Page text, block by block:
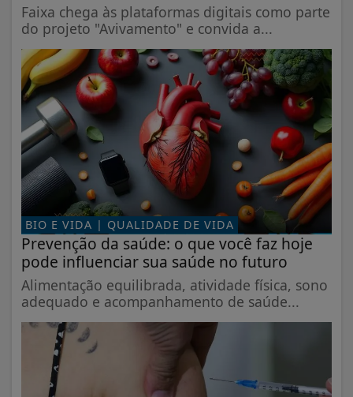
Faixa chega às plataformas digitais como parte
do projeto "Avivamento" e convida a...
BIO E VIDA | QUALIDADE DE VIDA
Prevenção da saúde: o que você faz hoje
pode influenciar sua saúde no futuro
Alimentação equilibrada, atividade física, sono
adequado e acompanhamento de saúde...